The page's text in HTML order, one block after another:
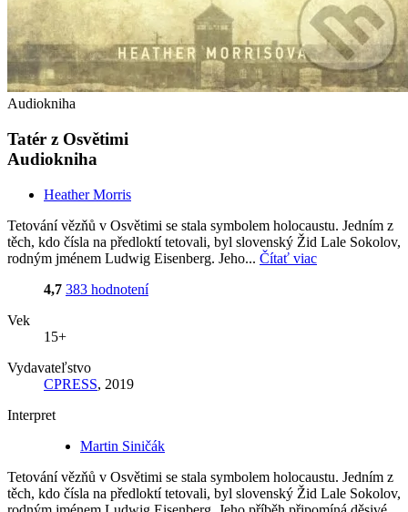
Audiokniha
Tatér z Osvětimi
Audiokniha
Heather Morris
Tetování vězňů v Osvětimi se stala symbolem holocaustu. Jedním z
těch, kdo čísla na předloktí tetovali, byl slovenský Žid Lale Sokolov,
rodným jménem Ludwig Eisenberg. Jeho... Čítať viac
4,7 383 hodnotení
Vek
15+
Vydavateľstvo
CPRESS, 2019
Interpret
Martin Siničák
Tetování vězňů v Osvětimi se stala symbolem holocaustu. Jedním z
těch, kdo čísla na předloktí tetovali, byl slovenský Žid Lale Sokolov,